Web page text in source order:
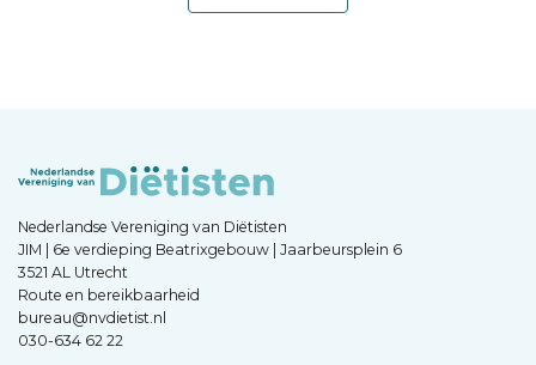
Nederlandse Vereniging van Diëtisten
JIM | 6e verdieping Beatrixgebouw | Jaarbeursplein 6
3521 AL Utrecht
Route en bereikbaarheid
bureau@nvdietist.nl
030-634 62 22